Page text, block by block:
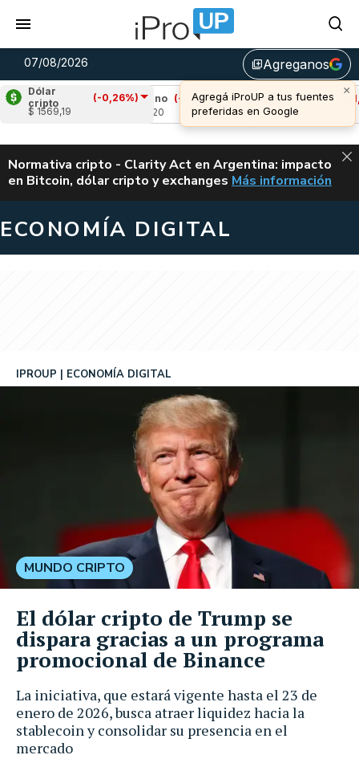
07/08/2026 library_addAgreganos
×
Agregá iProUP a tus fuentes
preferidas en Google
Dólar
cripto
(-0,26%)
$ 1569,19
Cardano
(-2,97%)
Avalanche (-
u$s 6,40
ALERTA
Normativa cripto - Clarity Act en Argentina: impacto
en Bitcoin, dólar cripto y exchanges CLARITY ACT EN
Más información
ECONOMÍA DIGITAL
La iniciativa, que estará vigente hasta el 23 de
enero de 2026, busca atraer liquidez hacia la
stablecoin y consolidar su presencia en el
mercado
IPROUP ECONOMÍA DIGITAL
MUNDO CRIPTO
El dólar cripto de Trump se
dispara gracias a un programa
promocional de Binance